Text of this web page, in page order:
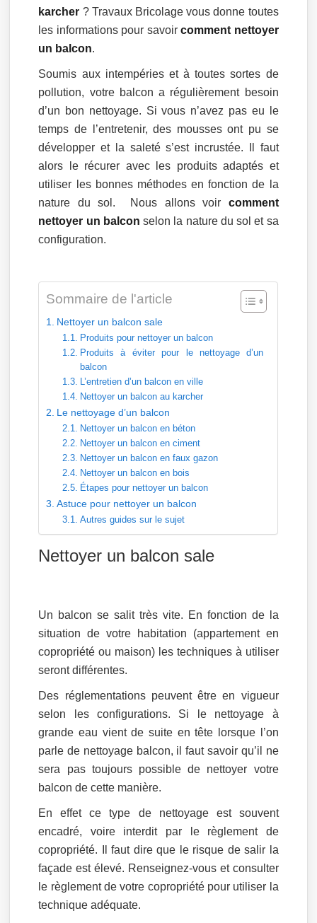
karcher ? Travaux Bricolage vous donne toutes
les informations pour savoircomment nettoyer
un balcon.
Soumis aux intempéries et à toutes sortes de
pollution, votre balcon a régulièrement besoin
d’un bon nettoyage. Si vous n’avez pas eu le
temps de l’entretenir, des mousses ont pu se
développer et la saleté s’est incrustée. Il faut
alors le récurer avec les produits adaptés et
utiliser les bonnes méthodes en fonction de la
nature du sol. Nous allons voir comment
nettoyer un balcon selon la nature du sol et sa
configuration.
Sommaire de l'article
Nettoyer un balcon sale
Produits pour nettoyer un balcon
Produits à éviter pour le nettoyage d’un
balcon
L’entretien d’un balcon en ville
Nettoyer un balcon au karcher
Le nettoyage d’un balcon
Nettoyer un balcon en béton
Nettoyer un balcon en ciment
Nettoyer un balcon en faux gazon
Nettoyer un balcon en bois
Étapes pour nettoyer un balcon
Astuce pour nettoyer un balcon
Autres guides sur le sujet
Nettoyer un balcon sale
Un balcon se salit très vite. En fonction de la
situation de votre habitation (appartement en
copropriété ou maison) les techniques à utiliser
seront différentes.
Des réglementations peuvent être en vigueur
selon les configurations. Si le nettoyage à
grande eau vient de suite en tête lorsque l’on
parle de nettoyage balcon, il faut savoir qu’il ne
sera pas toujours possible de nettoyer votre
balcon de cette manière.
En effet ce type de nettoyage est souvent
encadré, voire interdit par le règlement de
copropriété. Il faut dire que le risque de salir la
façade est élevé. Renseignez-vous et consulter
le règlement de votre copropriété pour utiliser la
technique adéquate.